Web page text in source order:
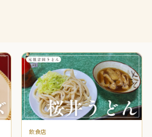
飲食店